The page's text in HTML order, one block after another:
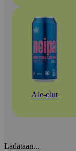
Ale-olut
Ladataan...